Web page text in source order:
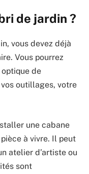
de jardin ?
vous devez déjà
Vous pourrez
de
outillages, votre
une cabane
à vivre. Il peut
atelier d’artiste ou
sont